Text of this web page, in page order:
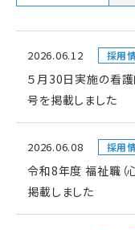
2026.06.12 採用
５月30日実施の看
号を掲載しました
2026.06.08 採用
令和8年度 福祉職（
掲載しました